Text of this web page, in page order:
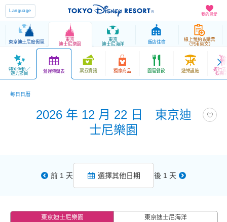
我的最愛
Language
東京迪士尼度假區
東京
迪士尼樂園
東京
迪士尼海洋
飯店住宿
線上預約＆購票
（只用英文）
特別活動／
魅力節目 營運時間表 票券資訊 獨家商品 園區餐飲 遊樂設施 遊行表
娛樂
每日日曆
2026 年 12 月 22 日 東京迪
士尼樂園
前 1 天 選擇其他日期 後 1 天
東京迪士尼樂園 東京迪士尼海洋